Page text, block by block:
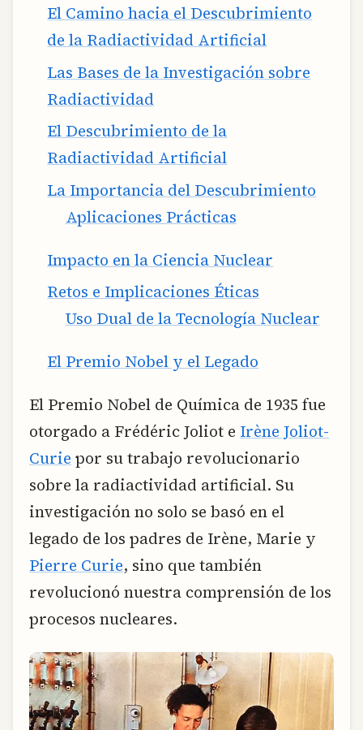
El Camino hacia el Descubrimiento
de la Radiactividad Artificial
Las Bases de la Investigación sobre
Radiactividad
El Descubrimiento de la
Radiactividad Artificial
La Importancia del Descubrimiento
Aplicaciones Prácticas
Impacto en la Ciencia Nuclear
Retos e Implicaciones Éticas
Uso Dual de la Tecnología Nuclear
El Premio Nobel y el Legado
El Premio Nobel de Química de 1935 fue
otorgado a Frédéric Joliot e Irène Joliot-
Curie por su trabajo revolucionario
sobre la radiactividad artificial. Su
investigación no solo se basó en el
legado de los padres de Irène, Marie y
Pierre Curie, sino que también
revolucionó nuestra comprensión de los
procesos nucleares.